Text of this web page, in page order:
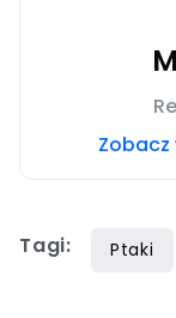
Zobacz
Tagi: Ptaki